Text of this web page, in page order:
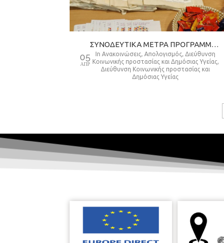
05
ΑΠΡ
ΣΥΝΟΔΕΥΤΙΚΑ ΜΕΤΡΑ ΠΡΟΓΡΑΜΜΑΤΟΣ ΤΕΒΑ ΔΗΜΟΥ ΘΕΣΣΑΛΟΝΙΚΗΣ ΟΡΓΑΝΩΣΗ ΕΚΠΑΙΔΕΥΤΙΚΩΝ ΗΜΕΡΙΔΩΝ/ΠΡΟΓΡΑΜΜΑΤΩΝ ΤΟ 2022
inΑνακοινώσεις,Απολογισμός,Διεύθυνση
Κοινωνικής προστασίας και Δημόσιας Υγείας,
Διεύθυνση Κοινωνικής προστασίας και
Δημόσιας Υγείας